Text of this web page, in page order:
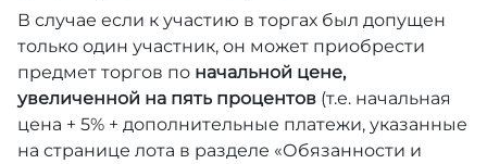
В случае если к участию в торгах был допущен
только один участник, он может приобрести
предмет торгов по начальной цене,
увеличенной на пять процентов (т.е. начальная
цена + 5% + дополнительные платежи, указанные
на странице лота в разделе «Обязанности и